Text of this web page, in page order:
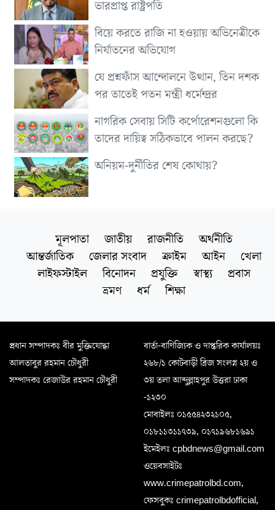
ভারপ্রাপ্ত রাষ্ট্রপতি
বিয়ে করতে রাজি না হওয়ায় অভিনেত্রীকে
নির্যাতনের অভিযোগ
যে প্রশ্নফাঁস আন্দোলনে উত্থান, তিন দশক
পর তাতেই পতন মন্ত্রী ধর্মেন্দ্রর
নাগরিক সেবায় সিটি কর্পোরেশনগুলো কি
তাদের দায়িত্ব সঠিকভাবে পালন করছে?
অনিয়ম-দুর্নীতির শেষ কোথায়?
মূলপাতা জাতীয় রাজনীতি
অর্থনীতি
আন্তর্জাতিক
জেলার সংবাদ ক্রাইম আইন
খেলা
লাইফস্টাইল
বিনোদন প্রযুক্তি স্বাস্থ্য
প্রবাস
ভ্রমণ
ধর্ম শিক্ষা
প্রধান সম্পাদকঃ বীর মুক্তিযোদ্ধা
আলতাবুর রহমান চৌধুরী
সম্পাদকঃ রেজাউর রহমান চৌধুরী
বার্তা-বাণিজ্যিক ও দাপ্তরিক কার্যালয়ঃ
২৬৮/১ কোটবাড়ী ব্রিজ সংলগ্ন ২য় ও
৩য় তলা আব্দুল্লাহপুর উত্তরা ঢাকা
-১২৩০
মোবাইলঃ ০১৫৫৪২৩২১০৫,
০১৮১১৩১১৭৩৯, ০১৭১৯৬৮১৬৯১
ইমেইলঃ cpbdnews@gmail.com
ওয়েবসাইটঃ
www.crimepatrolbd.com,
ফেসবুকঃ crimepatrolbdofficial,